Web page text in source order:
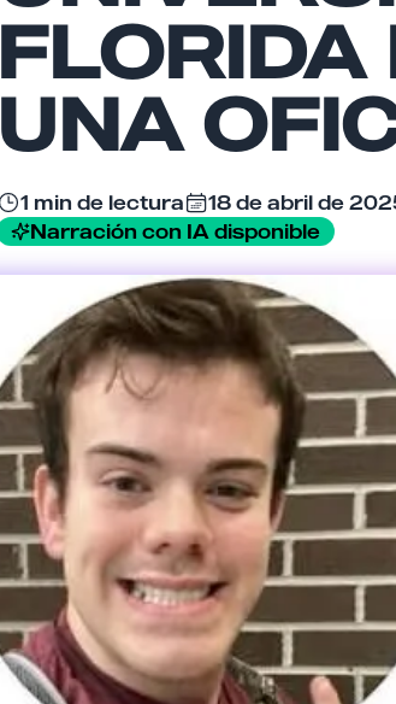
FLORIDA
UNA
1 min de lectura 18 de abril de
Narración con IA disponible
Tu comentario